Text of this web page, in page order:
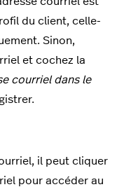
du client, celle-
Sinon,
et cochez la
courriel dans le
il peut cliquer
pour accéder au